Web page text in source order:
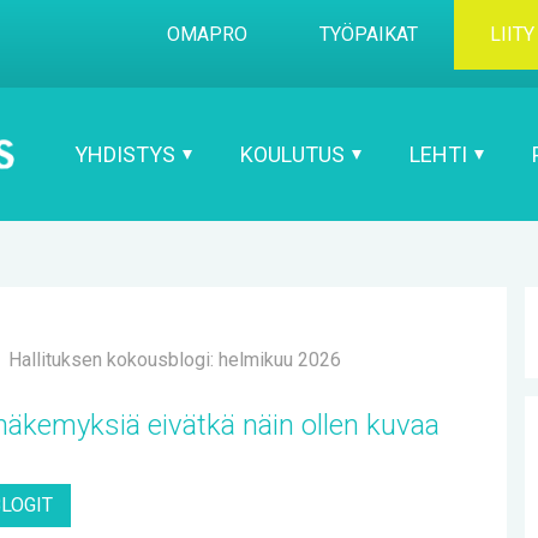
OMA­PRO TYÖ­PAI­KAT
YH­DIS­TYS KOU­LU­TUS LEH­TI
Hallituksen kokousblogi: helmikuu 2026
ei­vät­kä näin ol­len ku­vaa